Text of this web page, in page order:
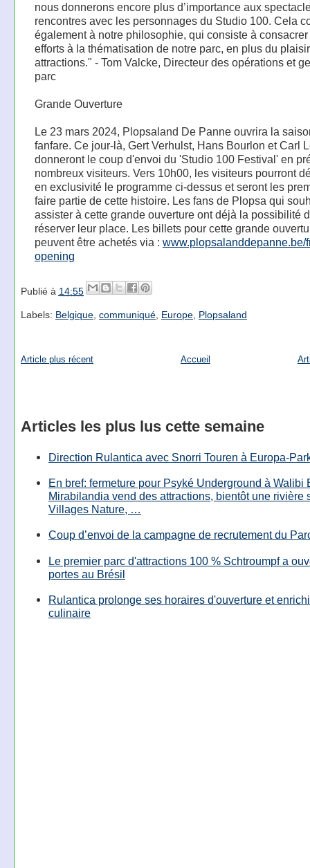
nous donnerons encore plus d’importance aux
rencontres avec les personnages du Studio 100. Cela
également à notre philosophie, qui consiste à
efforts à la thématisation de notre parc, en plus du
attractions." - Tom Valcke, Directeur des opérations et
parc
Grande Ouverture
Le 23 mars 2024, Plopsaland De Panne ouvrira la
fanfare. Ce jour-là, Gert Verhulst, Hans Bourlon et Carl
donneront le coup d'envoi du 'Studio 100 Festival' en
nombreux visiteurs. Vers 10h00, les visiteurs pourront
en exclusivité le programme ci-dessus et seront les
faire partie de cette histoire. Les fans de Plopsa qui
assister à cette grande ouverture ont déjà la possibilité
réserver leur place. Les billets pour cette grande
peuvent être achetés via : www.plopsalanddepanne.be/
opening
Publié à 14:55
Labels: Belgique, communiqué, Europe, Plopsaland
Article plus récent Accueil
Articles les plus lus cette semaine
Direction Rulantica avec Snorri Touren à Europa-
En bref: fermeture pour Psyké Underground à Walibi
Mirabilandia vend des attractions, bientôt une rivière
Villages Nature, …
Coup d’envoi de la campagne de recrutement du
Le premier parc d'attractions 100 % Schtroumpf a
portes au Brésil
Rulantica prolonge ses horaires d'ouverture et
culinaire